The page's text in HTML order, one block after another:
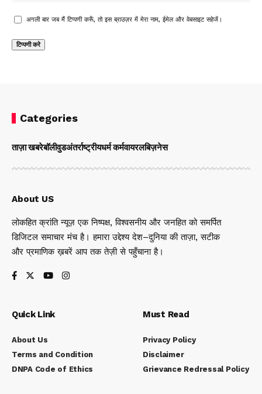
अगली बार जब मैं टिप्पणी करूँ, तो इस ब्राउज़र में मेरा नाम, ईमेल और वेबसाइट सहेजें।
Categories
ताज़ा खबरेबॉलीवुडअंतर्राष्ट्रीयधर्म कर्मवायरलबिज़नेस
About US
लोकहित क्रांति न्यूज़ एक निष्पक्ष, विश्वसनीय और जनहित को समर्पित
डिजिटल समाचार मंच है। हमारा उद्देश्य देश–दुनिया की ताज़ा, सटीक
और प्रमाणिक ख़बरें आप तक तेज़ी से पहुँचाना है।
Quick Link
About Us
Terms and Condition
DNPA Code of Ethics
Must Read
Privacy Policy
Disclaimer
Grievance Redressal Policy